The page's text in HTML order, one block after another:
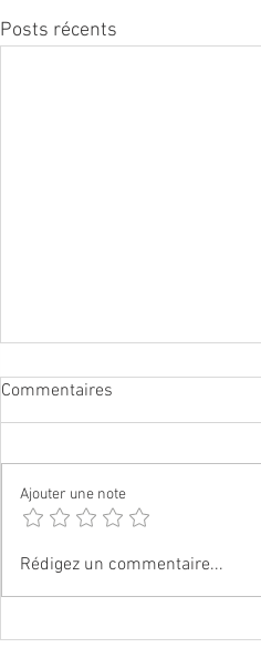
Posts récents
Aux magiques forêts
Commentaires
Ajouter une note
Rédigez un commentaire...